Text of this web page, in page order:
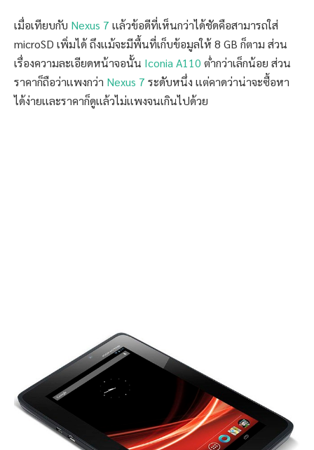
เมื่อเทียบกับ Nexus 7 เเล้วข้อดีที่เห็นกว่าได้ชัดคือสามารถใส่
microSD เพิ่มได้ ถึงเเม้จะมีพื้นที่เก็บข้อมูลให้ 8 GB ก็ตาม ส่วน
เรื่องความละเอียดหน้าจอนั้น Iconia A110 ต่ำกว่าเล็กน้อย ส่วน
ราคาก็ถือว่าเเพงกว่า Nexus 7 ระดับหนึ่ง เเต่คาดว่าน่าจะซื้อหา
ได้ง่ายเเละราคาก็ดูเเล้วไม่เเพงจนเกินไปด้วย